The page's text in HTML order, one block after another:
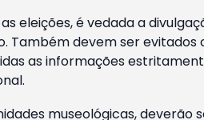
eleições, é vedada a
Também devem ser
as informações
museológicas, deverão